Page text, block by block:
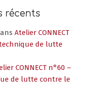
récents
Atelier CONNECT
de lutte
CONNECT n°60 –
de lutte contre le